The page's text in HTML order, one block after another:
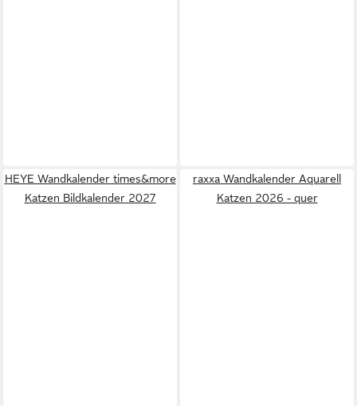
HEYE Wandkalender times&more
Katzen Bildkalender 2027
raxxa Wandkalender Aquarell
Katzen 2026 - quer